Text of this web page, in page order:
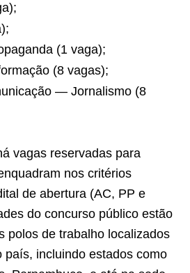
(1 vaga);
(8 vagas);
— Jornalismo (8
vagas reservadas para
nos critérios
de abertura (AC, PP e
do concurso público estão
polos de trabalho localizados
país, incluindo estados como